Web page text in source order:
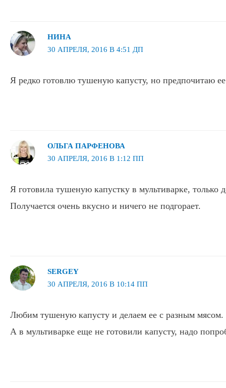
НИНА
30 АПРЕЛЯ, 2016 В 4:51 ДП
Я редко готовлю тушеную капусту, но предпочитаю
ОЛЬГА ПАРФЕНОВА
30 АПРЕЛЯ, 2016 В 1:12 ПП
Я готовила тушеную капустку в мультиварке, только
Получается очень вкусно и ничего не подгорает.
SERGEY
30 АПРЕЛЯ, 2016 В 10:14 ПП
Любим тушеную капусту и делаем ее с разным мясом.
А в мультиварке еще не готовили капусту, надо